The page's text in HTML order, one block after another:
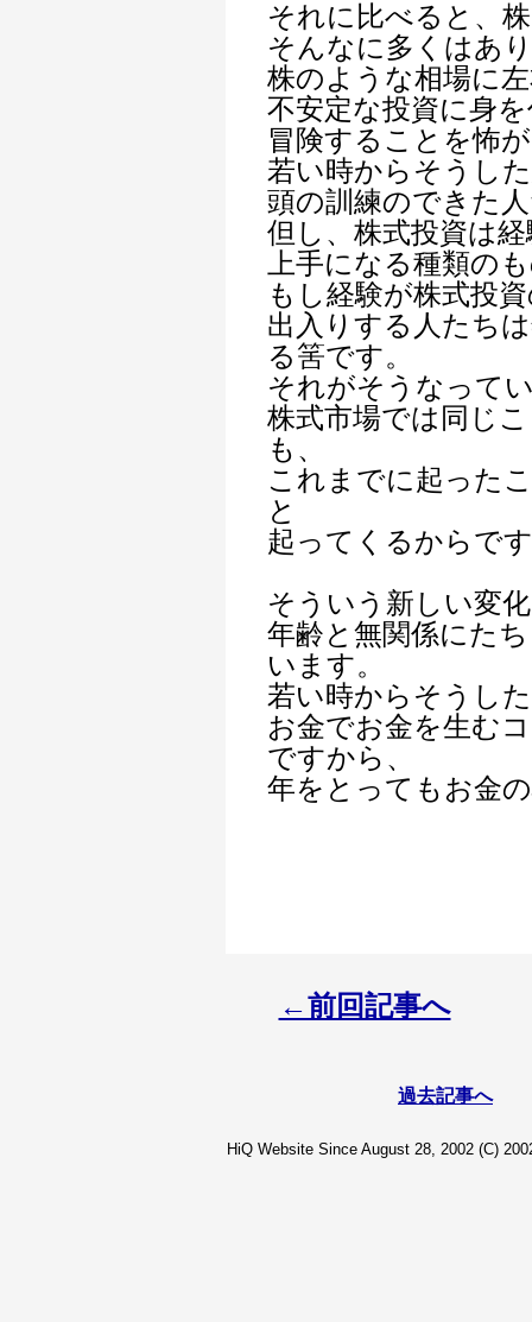
それに比べると、
そんなに多くはあ
株のような相場に
不安定な投資に身
冒険することを怖
若い時からそうし
頭の訓練のできた
但し、株式投資は
上手になる種類の
もし経験が株式投
出入りする人たち
る筈です。
それがそうなって
株式市場では同じ
も、
これまでに起った
と
起ってくるからで
そういう新しい変
年齢と無関係にた
います。
若い時からそうし
お金でお金を生む
ですから、
年をとってもお金
←前回記事へ
過去記事へ
HiQ Website Since August 28, 2002 (C)